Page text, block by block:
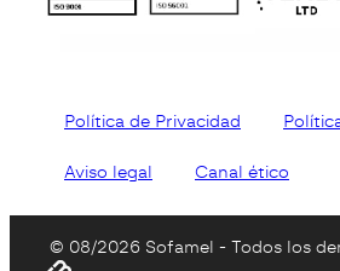
Política de Privacidad
Aviso legal Canal ético
© 08/2026 Sofamel - Todos los